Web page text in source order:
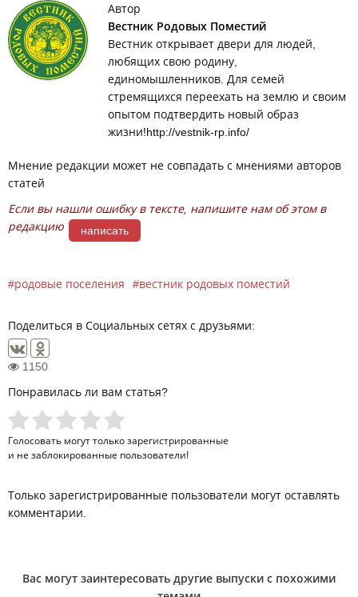
Автор
Вестник Родовых Поместий
Вестник открывает двери для людей,
любящих свою родину,
единомышленников. Для семей
стремящихся переехать на землю и своим
опытом подтвердить новый образ
жизни!http://vestnik-rp.info/
Мнение редакции может не совпадать с мнениями авторов
статей
Если вы нашли ошибку в тексте, напишите нам об этом в
редакцию
написать
родовые поселения вестник родовых поместий
Поделиться в Социальных сетях с друзьями:
1150
Понравилась ли вам статья?
Голосовать могут только зарегистрированные
и не заблокированные пользователи!
Только зарегистрированные пользователи могут оставлять
комментарии.
Вас могут заинтересовать другие выпуски с похожими